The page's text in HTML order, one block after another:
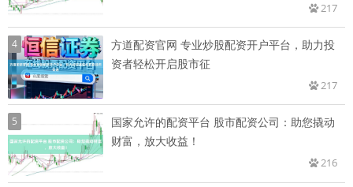
217
4
方道配资官网 专业炒股配资开户平台，助力投
资者轻松开启股市征
217
5
国家允许的配资平台 股市配资公司：助您撬动
财富，放大收益！
216